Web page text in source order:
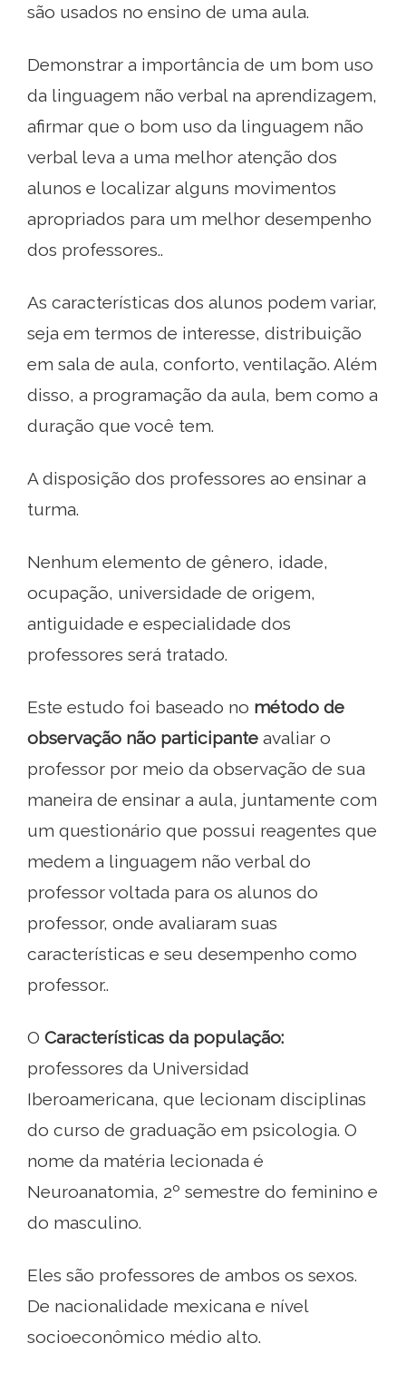
são usados ​​no ensino de uma aula.
Demonstrar a importância de um bom uso
da linguagem não verbal na aprendizagem,
afirmar que o bom uso da linguagem não
verbal leva a uma melhor atenção dos
alunos e localizar alguns movimentos
apropriados para um melhor desempenho
dos professores..
As características dos alunos podem variar,
seja em termos de interesse, distribuição
em sala de aula, conforto, ventilação. Além
disso, a programação da aula, bem como a
duração que você tem.
A disposição dos professores ao ensinar a
turma.
Nenhum elemento de gênero, idade,
ocupação, universidade de origem,
antiguidade e especialidade dos
professores será tratado.
Este estudo foi baseado no método de
observação não participante avaliar o
professor por meio da observação de sua
maneira de ensinar a aula, juntamente com
um questionário que possui reagentes que
medem a linguagem não verbal do
professor voltada para os alunos do
professor, onde avaliaram suas
características e seu desempenho como
professor..
O Características da população:
professores da Universidad
Iberoamericana, que lecionam disciplinas
do curso de graduação em psicologia. O
nome da matéria lecionada é
Neuroanatomia, 2º semestre do feminino e
do masculino.
Eles são professores de ambos os sexos.
De nacionalidade mexicana e nível
socioeconômico médio alto.